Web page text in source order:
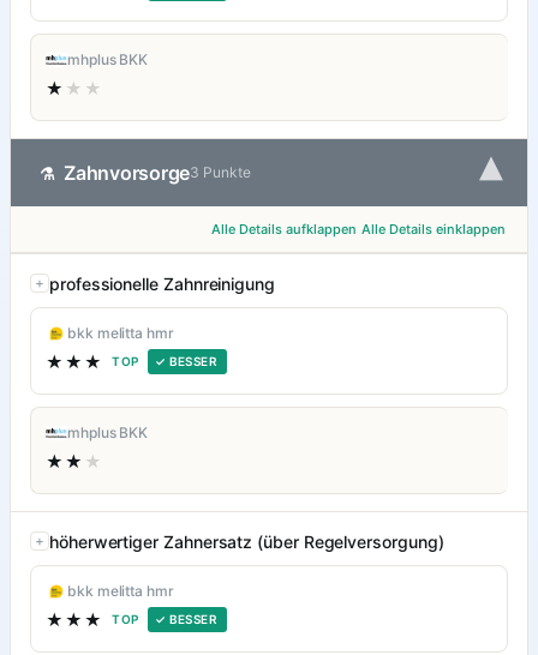
mhplus BKK
★ ★★
⚗ Zahnvorsorge3 Punkte ▾
Alle Details aufklappen Alle Details einklappen
professionelle Zahnreinigung
bkk melitta hmr
★★★ TOP ✓ BESSER
mhplus BKK
★★ ★
höherwertiger Zahnersatz (über Regelversorgung)
bkk melitta hmr
★★★ TOP ✓ BESSER